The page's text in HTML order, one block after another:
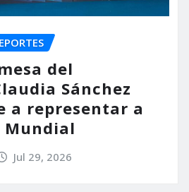
del
Sánchez
a representar a
Mundial
Jul 29, 2026